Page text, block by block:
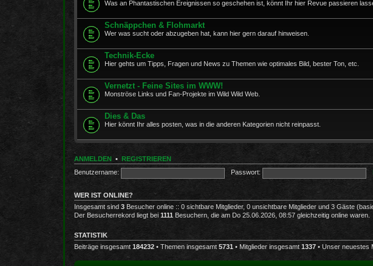
Was an Phantastischen Ereignissen so geschehen ist, könnt Ihr hier Revue passieren
Schnäppchen & Flohmarkt
Wer was sucht oder abzugeben hat, kann hier gern darauf hinweisen.
Technik-Ecke
Hier gehts um Tipps, Fragen und News zu Themen wie optimales Bild, bester Ton, etc.
Vernetzt - Feine Sites im WWW!
Monströse Links und Fan-Projekte im Wild Wild Web.
Dies & Das
Hier könnt Ihr alles posten, was in die anderen Kategorien nicht reinpasst.
ANMELDEN • REGISTRIEREN
Benutzername:
Passwort:
WER IST ONLINE?
Insgesamt sind 3 Besucher online :: 0 sichtbare Mitglieder, 0 unsichtbare Mitglieder und 3 Gäste
Der Besucherrekord liegt bei 1111 Besuchern, die am Do 25.06.2026, 08:57 gleichzeitig online waren.
STATISTIK
Beiträge insgesamt 184232 • Themen insgesamt 5731 • Mitglieder insgesamt 1337 • Unser neuestes